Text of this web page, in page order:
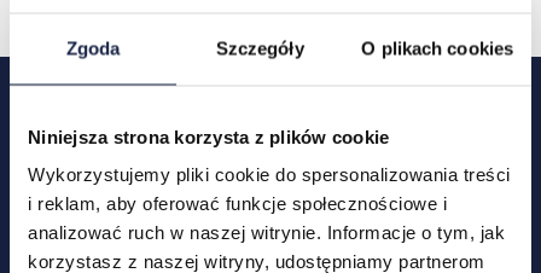
Zgoda Szczegóły O plikach cookies
Niniejsza strona korzysta z plików cookie
Wykorzystujemy pliki cookie do spersonalizowania treści
i reklam, aby oferować funkcje społecznościowe i
analizować ruch w naszej witrynie. Informacje o tym, jak
korzystasz z naszej witryny, udostępniamy partnerom
Lokalizacje
Mieszkania
Chcesz wynająć mieszkanie?
Skontaktuj się z nami